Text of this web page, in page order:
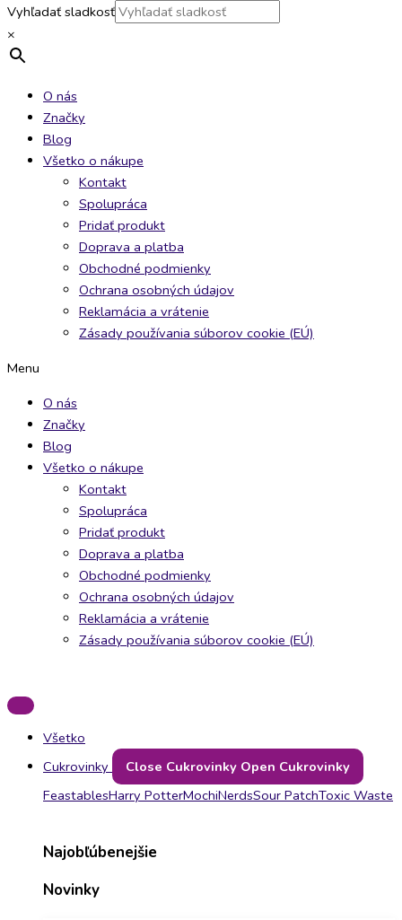
Vyhľadať sladkosť
×
O nás
Značky
Blog
Všetko o nákupe
Kontakt
Spolupráca
Pridať produkt
Doprava a platba
Obchodné podmienky
Ochrana osobných údajov
Reklamácia a vrátenie
Zásady používania súborov cookie (EÚ)
Menu
O nás
Značky
Blog
Všetko o nákupe
Kontakt
Spolupráca
Pridať produkt
Doprava a platba
Obchodné podmienky
Ochrana osobných údajov
Reklamácia a vrátenie
Zásady používania súborov cookie (EÚ)
Všetko
Cukrovinky
Close Cukrovinky Open Cukrovinky
FeastablesHarry PotterMochiNerdsSour PatchToxic Waste
Najobľúbenejšie
Novinky